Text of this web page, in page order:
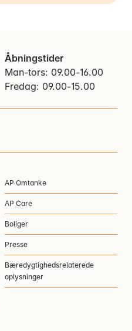
Åbningstider
Man-tors: 09.00-16.00
Fredag: 09.00-15.00
AP Omtanke
AP Care
Boliger
Presse
Bæredygtighedsrelaterede
oplysninger